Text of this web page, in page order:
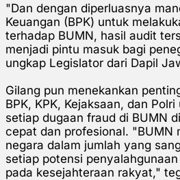
"Dan dengan diperluasnya
Keuangan (BPK) untuk
terhadap BUMN, hasil audit
menjadi pintu masuk bagi
ungkap Legislator dari Dapil
Gilang pun menekankan
BPK, KPK, Kejaksaan, dan
setiap dugaan fraud di BUMN
cepat dan profesional. "BUMN
negara dalam jumlah yang
setiap potensi
pada kesejahteraan rakyat,"